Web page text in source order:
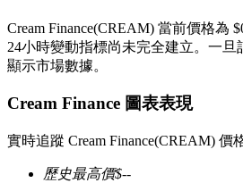
多種以USDT結算的永續合約
Cream Finance(CREAM) 當前價格為
24小時變動指標尚未完全建立。一
顯示市場數據。
Cream Finance 圖表表現
實時追蹤 Cream Finance(CREAM) 價
歷史最高價$--